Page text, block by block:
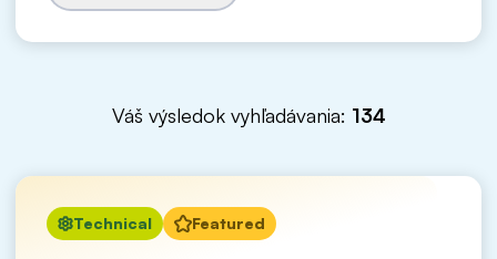
Váš výsledok vyhľadávania: 134
Technical Featured